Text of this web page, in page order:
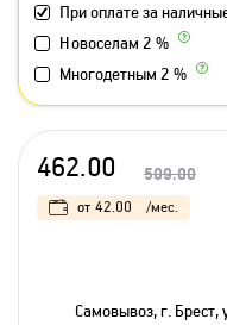
При оплате за
Новоселам 2 %
Многодетным 2 %
462.00 509.00
от 42.00 /мес.
Самовывоз, г. Брест,